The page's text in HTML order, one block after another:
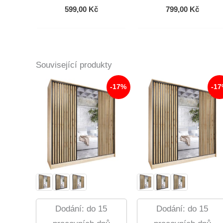
599,00 Kč 799,00 Kč
Související produkty
-17%
Dodání: do 15
-
Dodání: do 15